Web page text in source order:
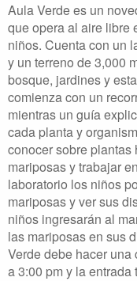
Aula Verde es un
que opera al aire libre
niños. Cuenta con un
y un terreno de 3,000
bosque, jardines y
comienza con un
mientras un guía
cada planta y
conocer sobre
mariposas y trabajar
laboratorio los niños
mariposas y ver sus
niños ingresarán al
las mariposas en sus
Verde debe hacer
a 3:00 pm y la entrada